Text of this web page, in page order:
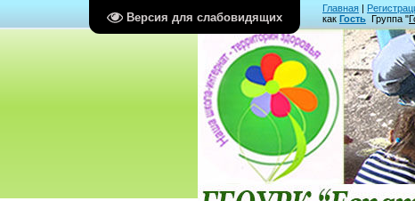
Версия для слабовидящих
Главная |
как Гость Группа "